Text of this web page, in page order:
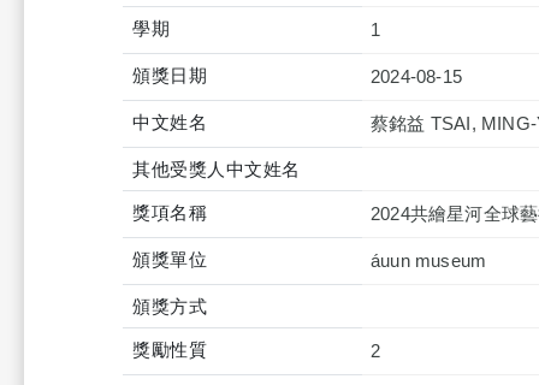
學期 1
頒獎日期 2024-08-15
中文姓名 蔡銘益 TSAI,
其他受獎人中文姓名
獎項名稱 2024共繪星河全球
頒獎單位 áuun museum
頒獎方式
獎勵性質 2